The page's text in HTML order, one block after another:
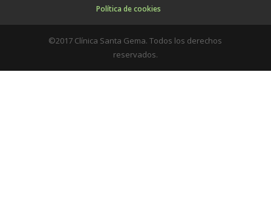
Política de cookies
©2017 Clínica Santa Gema. Todos los derechos
reservados.